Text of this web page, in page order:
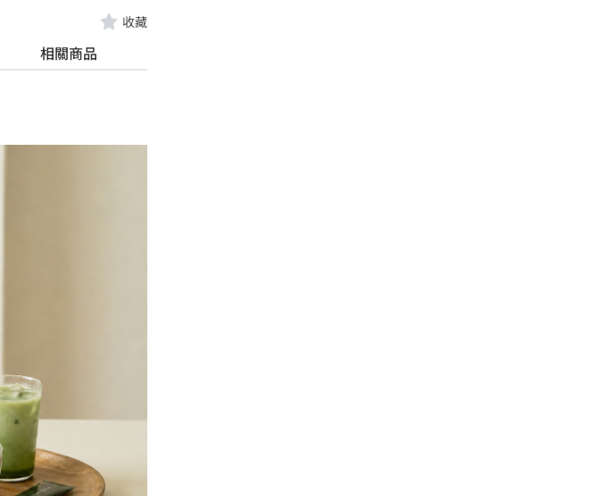
收藏
相關商品